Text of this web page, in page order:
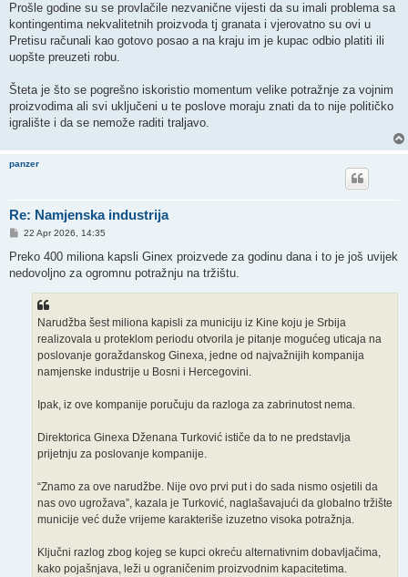
Prošle godine su se provlačile nezvanične vijesti da su imali problema sa
kontingentima nekvalitetnih proizvoda tj granata i vjerovatno su ovi u
Pretisu računali kao gotovo posao a na kraju im je kupac odbio platiti ili
uopšte preuzeti robu.
Šteta je što se pogrešno iskoristio momentum velike potražnje za vojnim
proizvodima ali svi uključeni u te poslove moraju znati da to nije političko
igralište i da se nemože raditi traljavo.
panzer
Re: Namjenska industrija
P
s
22 Apr 2026, 14:35
Preko 400 miliona kapsli Ginex proizvede za godinu dana i to je još uvijek
nedovoljno za ogromnu potražnju na tržištu.
Narudžba šest miliona kapisli za municiju iz Kine koju je Srbija
realizovala u proteklom periodu otvorila je pitanje mogućeg uticaja na
poslovanje goraždanskog Ginexa, jedne od najvažnijih kompanija
namjenske industrije u Bosni i Hercegovini.
Ipak, iz ove kompanije poručuju da razloga za zabrinutost nema.
Direktorica Ginexa Dženana Turković ističe da to ne predstavlja
prijetnju za poslovanje kompanije.
“Znamo za ove narudžbe. Nije ovo prvi put i do sada nismo osjetili da
nas ovo ugrožava”, kazala je Turković, naglašavajući da globalno tržište
municije već duže vrijeme karakteriše izuzetno visoka potražnja.
Ključni razlog zbog kojeg se kupci okreću alternativnim dobavljačima,
kako pojašnjava, leži u ograničenim proizvodnim kapacitetima.